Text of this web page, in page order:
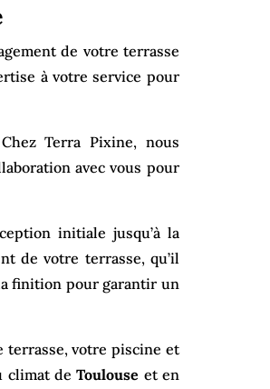
de votre terrasse
à votre service pour
Terra Pixine, nous
avec vous pour
initiale jusqu’à la
de votre terrasse, qu’il
finition pour garantir un
terrasse, votre piscine et
climat deToulouse et en